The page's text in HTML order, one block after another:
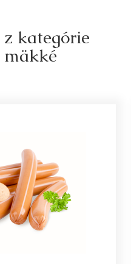
kategórie
mäkké